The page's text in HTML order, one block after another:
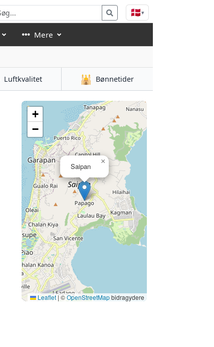
🇩🇰▾
Mere
Luftkvalitet 🕌 Bønnetider
Saipan
×
+
−
Leaflet |©OpenStreetMapbidragydere